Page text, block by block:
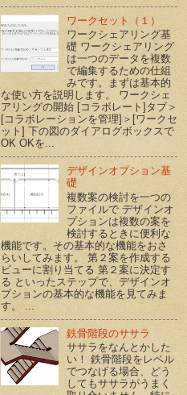
ワークセット（１）
ワークシェアリング基
礎 ワークシェアリング
は一つのデータを複数
で編集するための仕組
みです。まずは基本的
な使い方を説明します。 ワークシェ
アリングの開始 [コラボレート]タブ＞
[コラボレーションを管理]＞[ワークセ
ット] 下の図のダイアログボックスで
OK OKを...
デザインオプション基
礎
複数案の検討を一つの
ファイルで デザインオ
プションは複数の案を
検討するときに便利な
機能です。その基本的な機能をおさ
らいしてみます。 第２案を作成する
ビューに割り当てる 第２案に決定す
る といったステップで、デザインオ
プションの基本的な機能を見てみま
す。 ...
鉄骨階段のササラ
ササラをなんとかした
い！ 鉄骨階段をレベル
でつなげる場合、どう
してもササラがうまく